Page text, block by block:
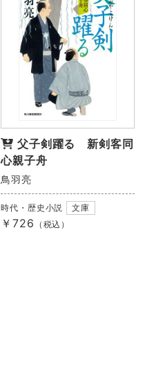
父子剣躍る 新剣客同
心親子舟
鳥羽亮
時代・歴史小説 文庫
￥726 （税込）